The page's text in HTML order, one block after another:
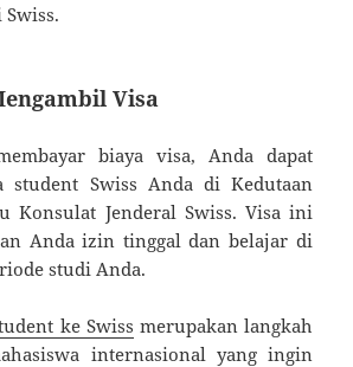
Visa
biaya visa, Anda dapat
student Swiss Anda di Kedutaan
Konsulat Jenderal Swiss. Visa ini
Anda izin tinggal dan belajar di
studi Anda.
ke Swiss merupakan langkah
internasional yang ingin